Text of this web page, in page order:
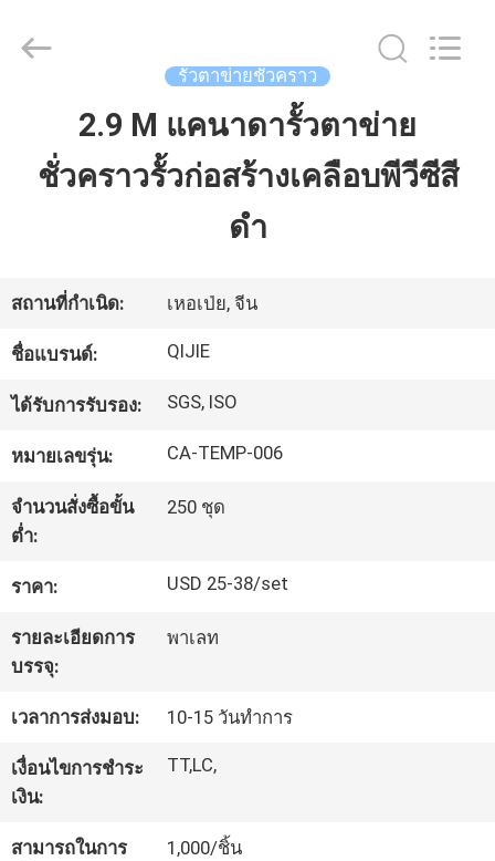
เกี่ยว
กับ
เรา
โรงงาน
คุณภาพ
ติดต่อ
เรา
Mesh
รั้วตาข่ายชั่วคราว
2.9 M แคนาดารั้วตาข่าย
ชั่วคราวรั้วก่อสร้างเคลือบพีวีซีสี
ดำ
สถานที่กำเนิด: เหอเป่ย, จีน
ชื่อแบรนด์: QIJIE
ได้รับการรับรอง: SGS, ISO
หมายเลขรุ่น: CA-TEMP-006
จำนวนสั่งซื้อขั้น
ต่ำ:
250 ชุด
ราคา: USD 25-38/set
รายละเอียดการ
บรรจุ:
พาเลท
เวลาการส่งมอบ: 10-15 วันทำการ
เงื่อนไขการชำระ
เงิน:
TT,LC,
สามารถในการ
1,000/ชิ้น